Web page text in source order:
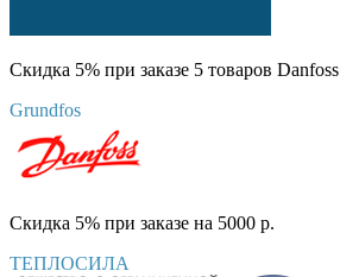
Скидка 5% при заказе 5 товаров Danfoss
Grundfos
Скидка 5% при заказе на 5000 р.
ТЕПЛОСИЛА